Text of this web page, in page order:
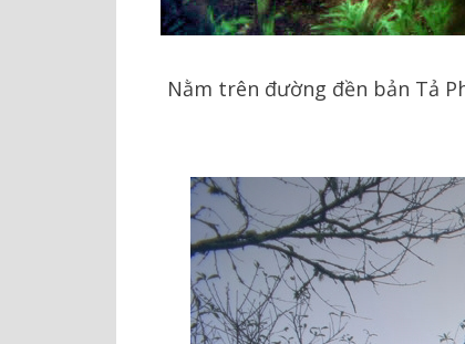
Nằm trên đường đền bản Tả